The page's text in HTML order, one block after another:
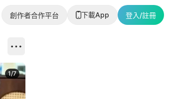
創作者合作平台 下載App 登入/註冊
1/7